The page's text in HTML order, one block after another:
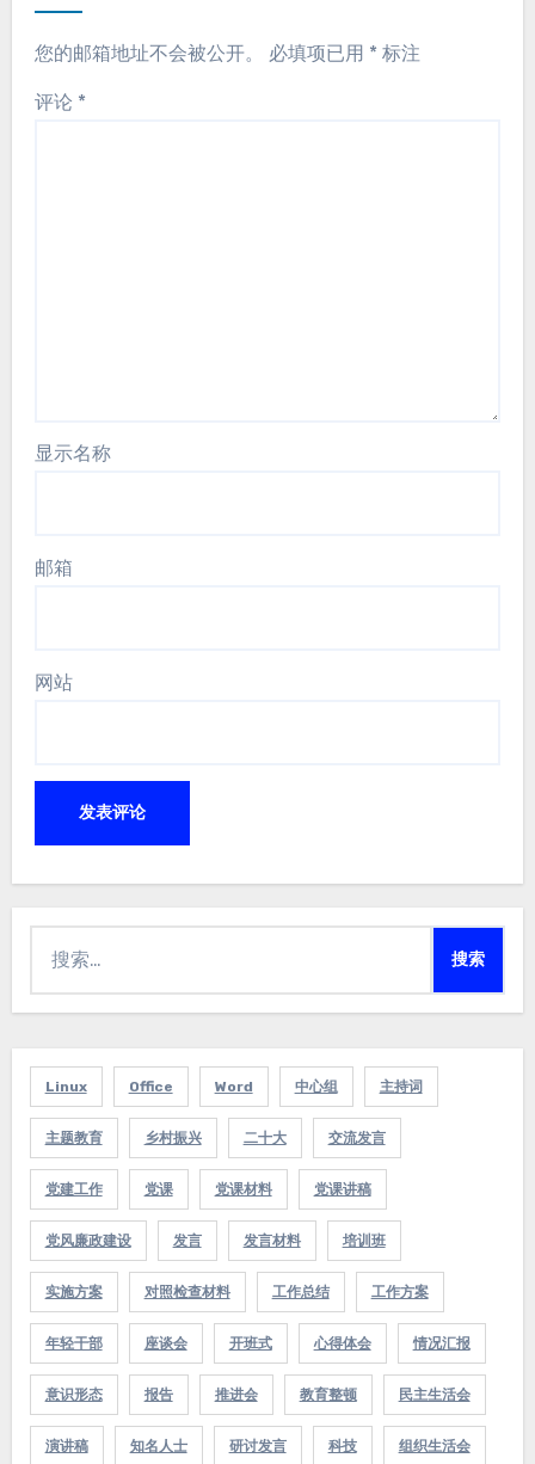
您的邮箱地址不会被公开。 必填项已用 * 标注
评论 *
显示名称
邮箱
网站
索：
Linux Office Word 中心组 主持词
主题教育 乡村振兴 二十大 交流发言
党建工作 党课 党课材料 党课讲稿
党风廉政建设 发言 发言材料 培训班
实施方案 对照检查材料 工作总结 工作方案
年轻干部 座谈会 开班式 心得体会 情况汇报
意识形态 报告 推进会 教育整顿 民主生活会
演讲稿 知名人士 研讨发言 科技 组织生活会